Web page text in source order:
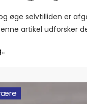
øge selvtilliden er
artikel udforsker